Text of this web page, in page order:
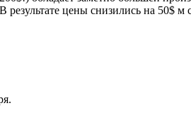
цены снизились на 50$ м